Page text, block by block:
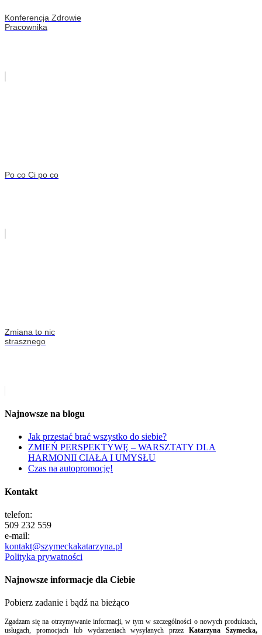
Konferencja Zdrowie
Pracownika
Po co Ci po co
Zmiana to nic
strasznego
Najnowsze na blogu
Jak przestać brać wszystko do siebie?
ZMIEŃ PERSPEKTYWĘ – WARSZTATY DLA
HARMONII CIAŁA I UMYSŁU
Czas na autopromocję!
Kontakt
telefon:
509 232 559
e-mail:
kontakt@szymeckakatarzyna.pl
Polityka prywatności
Najnowsze informacje dla Ciebie
Pobierz zadanie i bądź na bieżąco
Zgadzam się na otrzymywanie informacji, w tym w szczególności o nowych produktach,
usługach, promocjach lub wydarzeniach wysyłanych przezKatarzyna Szymecka,